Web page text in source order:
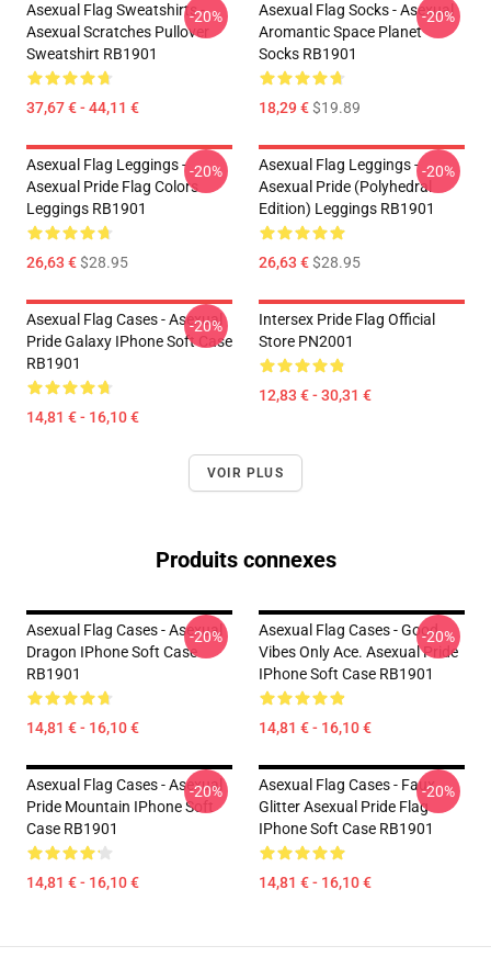
Asexual Flag Sweatshirts -
Asexual Scratches Pullover
Sweatshirt RB1901
37,67 € - 44,11 €
-20%
Asexual Flag Socks - Asexual
Aromantic Space Planet
Socks RB1901
18,29 €$19.89
-20%
Asexual Flag Leggings -
Asexual Pride Flag Colors
Leggings RB1901
26,63 €$28.95
-20%
Asexual Flag Leggings -
Asexual Pride (Polyhedral
Edition) Leggings RB1901
26,63 €$28.95
-20%
Asexual Flag Cases - Asexual
Pride Galaxy IPhone Soft Case
RB1901
14,81 € - 16,10 €
-20%
Intersex Pride Flag Official
Store PN2001
12,83 € - 30,31 €
VOIR PLUS
Produits connexes
Asexual Flag Cases - Asexual
Dragon IPhone Soft Case
RB1901
14,81 € - 16,10 €
-20%
Asexual Flag Cases - Good
Vibes Only Ace. Asexual Pride
IPhone Soft Case RB1901
14,81 € - 16,10 €
-20%
Asexual Flag Cases - Asexual
Pride Mountain IPhone Soft
Case RB1901
14,81 € - 16,10 €
-20%
Asexual Flag Cases - Faux
Glitter Asexual Pride Flag
IPhone Soft Case RB1901
14,81 € - 16,10 €
-20%